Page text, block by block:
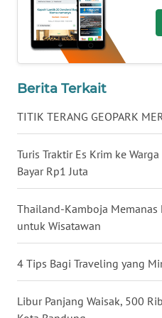
Berita Terkait
TITIK TERANG GEOPARK
Turis Traktir Es Krim ke
Bayar Rp1 Juta
Thailand-Kamboja Memanas
untuk Wisatawan
4 Tips Bagi Traveling yang
Libur Panjang Waisak, 500
WN
KALTARA
WN
KALSEL
WN
KALTIM
WN
SULUT